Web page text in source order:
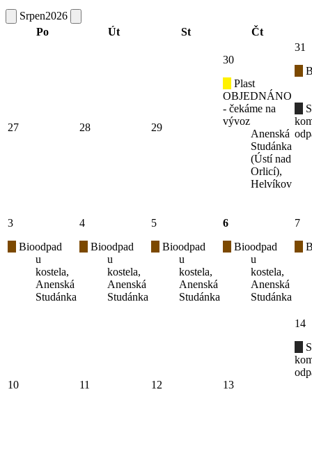
Srpen2026
Po
Út St Čt
27 28 29
30
Plast
OBJEDNÁNO
- čekáme na
vývoz
Anenská
Studánka
(Ústí nad
Orlicí),
Helvíkov
31
3
Bioodpad
u
kostela,
Anenská
Studánka
4
Bioodpad
u
kostela,
Anenská
Studánka
5
Bioodpad
u
kostela,
Anenská
Studánka
6
Bioodpad
u
kostela,
Anenská
Studánka
7
10 11 12 13
14